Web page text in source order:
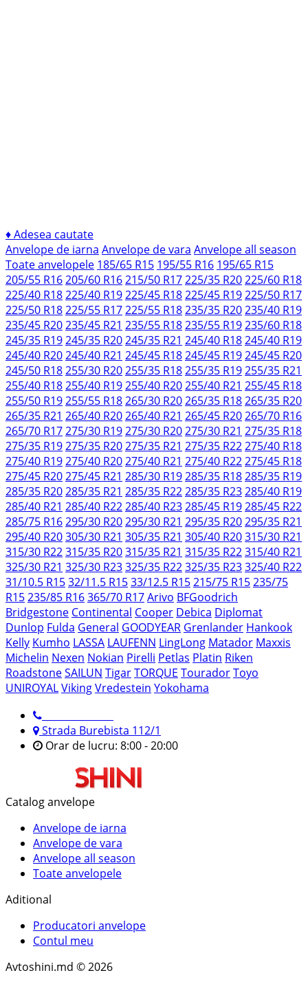
♦Adesea cautate
Anvelope de iarna Anvelope de vara Anvelope all season
Toate anvelopele 185/65 R15 195/55 R16 195/65 R15
205/55 R16205/60 R16215/50 R17225/35 R20225/60 R18
225/40 R18225/40 R19225/45 R18225/45 R19225/50 R17
225/50 R18225/55 R17225/55 R18235/35 R20235/40 R19
235/45 R20235/45 R21 235/55 R18235/55 R19235/60 R18
245/35 R19245/35 R20245/35 R21 245/40 R18245/40 R19
245/40 R20245/40 R21 245/45 R18245/45 R19245/45 R20
245/50 R18255/30 R20255/35 R18255/35 R19255/35 R21
255/40 R18255/40 R19255/40 R20255/40 R21 255/45 R18
255/50 R19255/55 R18265/30 R20265/35 R18265/35 R20
265/35 R21 265/40 R20265/40 R21 265/45 R20265/70 R16
265/70 R17275/30 R19275/30 R20275/30 R21 275/35 R18
275/35 R19275/35 R20275/35 R21 275/35 R22275/40 R18
275/40 R19275/40 R20275/40 R21 275/40 R22275/45 R18
275/45 R20275/45 R21 285/30 R19285/35 R18285/35 R19
285/35 R20285/35 R21 285/35 R22285/35 R23285/40 R19
285/40 R21 285/40 R22285/40 R23285/45 R19285/45 R22
285/75 R16295/30 R20295/30 R21 295/35 R20295/35 R21
295/40 R20305/30 R21 305/35 R21 305/40 R20315/30 R21
315/30 R22315/35 R20315/35 R21 315/35 R22315/40 R21
325/30 R21 325/30 R23325/35 R22325/35 R23325/40 R22
31/10.5 R1532/11.5 R1533/12.5 R15215/75 R15235/75
R15235/85 R16365/70 R17Arivo BFGoodrich
Bridgestone Continental Cooper Debica Diplomat
Dunlop Fulda General GOODYEAR Grenlander Hankook
Kelly Kumho LASSA LAUFENN LingLong Matador Maxxis
Michelin Nexen Nokian Pirelli Petlas Platin Riken
RoadstoneSAILUN TigarTORQUE TouradorToyo
UNIROYALVikingVredestein Yokohama
Strada Burebista 112/1
Orar de lucru: 8:00 - 20:00
Catalog anvelope
Anvelope de iarna
Anvelope de vara
Anvelope all season
Toate anvelopele
Aditional
Producatori anvelope
Contul meu
Avtoshini.md © 2026